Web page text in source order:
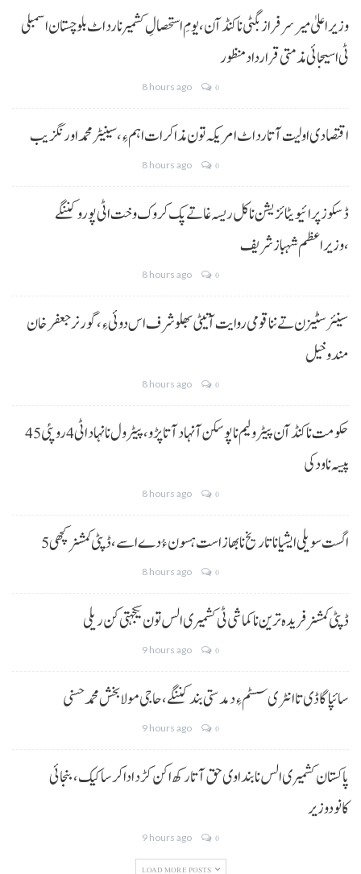
وزیراعلیٰ میر سرفراز بگٹی نا کنڈ آن،یومِ استحصالِ کشمیر نا رد اٹ بلوچستان اسمبلی
ٹی اسیجائی مذمتی قرارداد منظور
8 hours ago 0
اقتصادی اولیت آتا رد اٹ امریکہ تون مذاکرات اہم ءِ،سینیٹر محمد اورنگزیب
8 hours ago 0
ڈسکوز پرائیویٹائزیشن نا کل ریسہ غاتے پک کروک وخت اٹی پورو کننگے
،وزیراعظم شہباز شریف
8 hours ago 0
سینئر سٹیزن تے ننا قومی روایت آتیٹی بھلو شرف اس دوئی ءِ،گورنر جعفرخان
مندوخیل
8 hours ago 0
حکومت نا کنڈ آن پیٹرولیم نا پوسکن آ نہاد آتا پڑو،پیٹرول نا نہاد اٹی 4 روپئی 45
پیسہ نا ودکی
8 hours ago 0
5 اگست سویلی ایشیا نا تاریخ نا بھاز است ہسون ءُ دے اسے،ڈپٹی کمشنر کچھی
8 hours ago 0
ڈپٹی کمشنر فریدہ ترین نا کماشی ٹی کشمیری الس تون یکجہتی کن ریلی
9 hours ago 0
سائپا گاڈی تا انٹری سسٹم ءِ دمدستی بند کننگے، حاجی مولا بخش محمد حسنی
9 hours ago 0
پاکستان کشمیری الس نا بنداوی حق آتا رکھ اکن کڑد ادا کرسا کیک ،بنجائی
کانودوزیر
9 hours ago 0
LOAD MORE POSTS